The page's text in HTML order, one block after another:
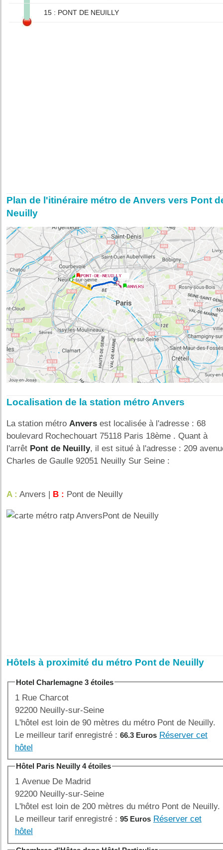
15 : PONT DE NEUILLY
Plan de l'itinéraire métro de Anvers vers Pont
Neuilly
Localisation de la station métro Anvers
La station métro Anvers est localisée à l'adresse : 68
boulevard Rochechouart 75118 Paris 18ème . Quant à
l'arrêt Pont de Neuilly, il est situé à l'adresse : 209
Charles de Gaulle 92051 Neuilly Sur Seine :
A : Anvers | B : Pont de Neuilly
Hôtels à proximité du métro Pont de Neuilly
Hotel Charlemagne 3 étoiles
1 Rue Charcot
92200 Neuilly-sur-Seine
L'hôtel est loin de 90 mètres du métro Pont de Neuilly.
Le meilleur tarif enregistré : 66.3 Euros Réserver cet
hôtel
Hôtel Paris Neuilly 4 étoiles
1 Avenue De Madrid
92200 Neuilly-sur-Seine
L'hôtel est loin de 200 mètres du métro Pont de Neuilly.
Le meilleur tarif enregistré : 95 Euros Réserver cet
hôtel